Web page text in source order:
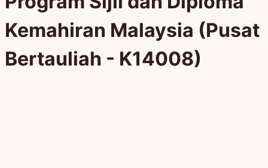
Kemahiran Malaysia (Pusat
Bertauliah - K14008)